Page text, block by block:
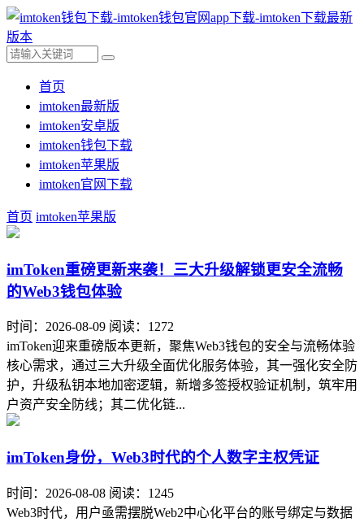
首页
imtoken最新版
imtoken安卓版
imtoken钱包下载
imtoken苹果版
imtoken官网下载
首页 imtoken苹果版
imToken重磅更新来袭！三大升级解锁更安全流畅
的Web3钱包体验
时间：2026-08-09 阅读：1272
imToken迎来重磅版本更新，聚焦Web3钱包的安全与流畅体验
核心需求，通过三大升级全面优化服务体验，其一强化安全防
护，升级私钥本地加密逻辑，新增多签授权验证机制，筑牢用
户资产安全防线；其二优化链...
imToken身份，Web3时代的个人数字主权凭证
时间：2026-08-08 阅读：1245
Web3时代，用户亟需摆脱Web2中心化平台的账号绑定与数据